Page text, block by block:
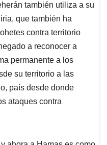
también utiliza a su
que también ha
contra territorio
a reconocer a
permanente a los
su territorio a las
país desde donde
ataques contra